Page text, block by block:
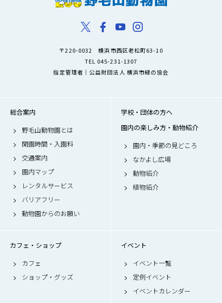
〒220-0032 横浜市西区老松町63-10
TEL 045-231-1307
指定管理者｜公益財団法人 横浜市緑の協会
総合案内
野毛山動物園とは
開園時間・入園料
交通案内
園内マップ
レンタルサービス
バリアフリー
動物園からのお願い
学校・団体の方へ
園内の楽しみ方・動物紹介
園内・季節の見どころ
なかよし広場
動物紹介
植物紹介
カフェ・ショップ
カフェ
ショップ・グッズ
イベント
イベント一覧
定例イベント
イベントカレンダー